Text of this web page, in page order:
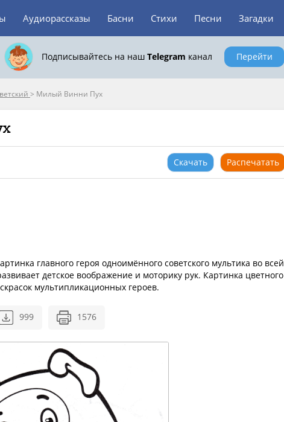
Аудиорассказы Басни Стихи Песни Загадки
Подписывайтесь на наш Telegram канал Перейти
> Милый Винни Пух
Скачать Распечатать
главного героя одноимённого советского мультика во всей
детское воображение и моторику рук. Картинка цветного
мультипликационных героев.
999 1576